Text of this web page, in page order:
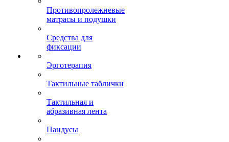
Противопролежневые
матрасы и подушки
Средства для
фиксации
Эрготерапия
Тактильные таблички
Тактильная и
абразивная лента
Пандусы